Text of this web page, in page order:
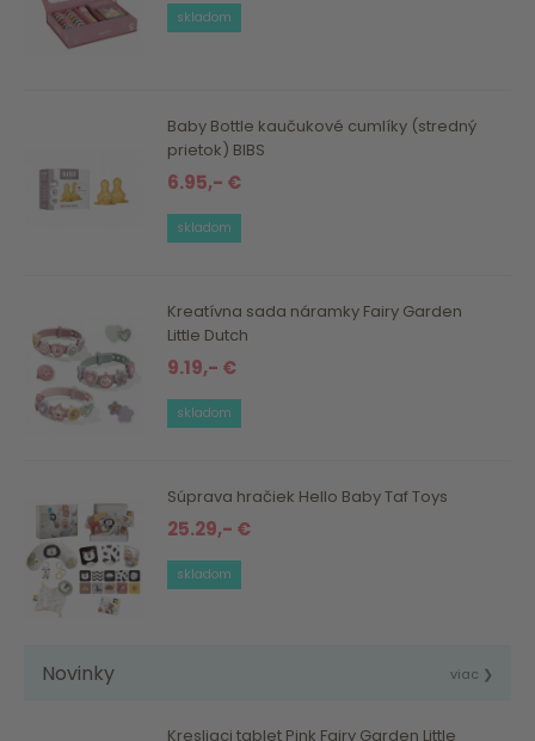
skladom
Baby Bottle kaučukové cumlíky (stredný
prietok) BIBS
6.95,- €
skladom
Kreatívna sada náramky Fairy Garden
Little Dutch
9.19,- €
skladom
Súprava hračiek Hello Baby Taf Toys
25.29,- €
skladom
Novinky viac ❯
Kresliaci tablet Pink Fairy Garden Little